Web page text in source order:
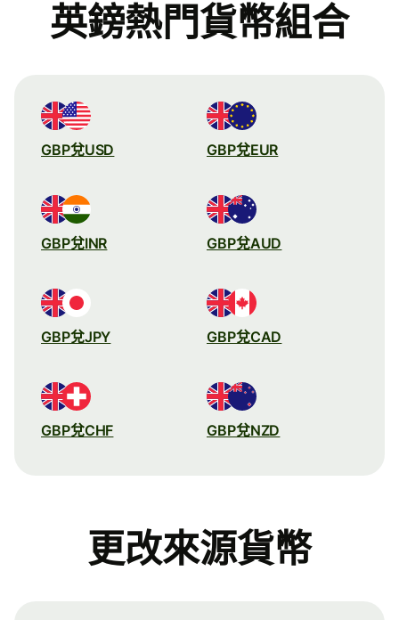
英鎊熱門貨幣組合
GBP兌USD GBP兌EUR
GBP兌INR GBP兌AUD
GBP兌JPY GBP兌CAD
GBP兌CHF GBP兌NZD
更改來源貨幣